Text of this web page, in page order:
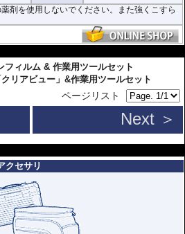
剤を使用しないでください。また強くこすら
フィルム & 作業用ツールセット
リアビュー」&作業用ツールセット
ページリスト
Next ＞
クセサリ